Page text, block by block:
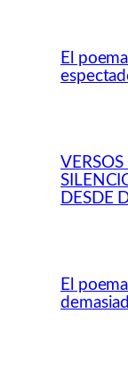
El
DESDE
El